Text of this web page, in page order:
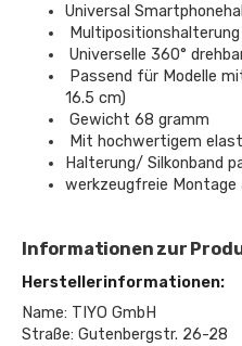
Universal
Multipositionshalterung
Universelle 360°
Passend für Modelle
16.5 cm)
Gewicht 68 gramm
Mit hochwertigem
Halterung/ Silkonband
werkzeugfreie Montage
Informationen zur
Herstellerinformationen:
Name: TIYO GmbH
Straße: Gutenbergstr. 26-28